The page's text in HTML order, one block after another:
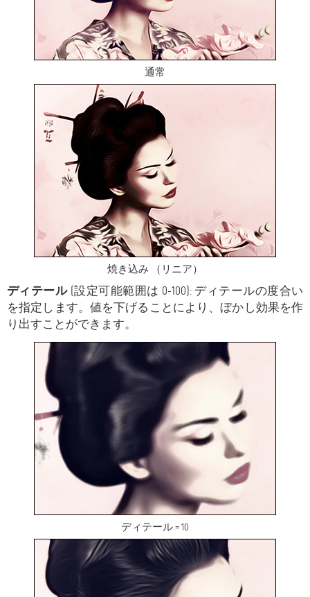
通常
焼き込み （リニア）
ディテール(設定可能範囲は 0-100): ディテールの度合い
を指定します。値を下げることにより、ぼかし効果を作
り出すことができます。
ディテール = 10